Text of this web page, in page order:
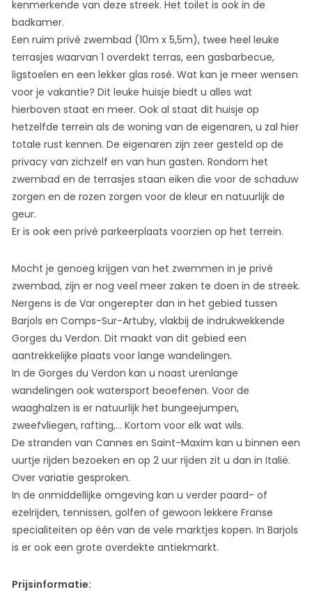
kenmerkende van deze streek. Het toilet is ook in de
badkamer.
Een ruim privé zwembad (10m x 5,5m), twee heel leuke
terrasjes waarvan 1 overdekt terras, een gasbarbecue,
ligstoelen en een lekker glas rosé. Wat kan je meer wensen
voor je vakantie? Dit leuke huisje biedt u alles wat
hierboven staat en meer. Ook al staat dit huisje op
hetzelfde terrein als de woning van de eigenaren, u zal hier
totale rust kennen. De eigenaren zijn zeer gesteld op de
privacy van zichzelf en van hun gasten. Rondom het
zwembad en de terrasjes staan eiken die voor de schaduw
zorgen en de rozen zorgen voor de kleur en natuurlijk de
geur.
Er is ook een privé parkeerplaats voorzien op het terrein.
Mocht je genoeg krijgen van het zwemmen in je privé
zwembad, zijn er nog veel meer zaken te doen in de streek.
Nergens is de Var ongerepter dan in het gebied tussen
Barjols en Comps-Sur-Artuby, vlakbij de indrukwekkende
Gorges du Verdon. Dit maakt van dit gebied een
aantrekkelijke plaats voor lange wandelingen.
In de Gorges du Verdon kan u naast urenlange
wandelingen ook watersport beoefenen. Voor de
waaghalzen is er natuurlijk het bungeejumpen,
zweefvliegen, rafting,… Kortom voor elk wat wils.
De stranden van Cannes en Saint-Maxim kan u binnen een
uurtje rijden bezoeken en op 2 uur rijden zit u dan in Italië.
Over variatie gesproken.
In de onmiddellijke omgeving kan u verder paard- of
ezelrijden, tennissen, golfen of gewoon lekkere Franse
specialiteiten op één van de vele marktjes kopen. In Barjols
is er ook een grote overdekte antiekmarkt.
Prijsinformatie: